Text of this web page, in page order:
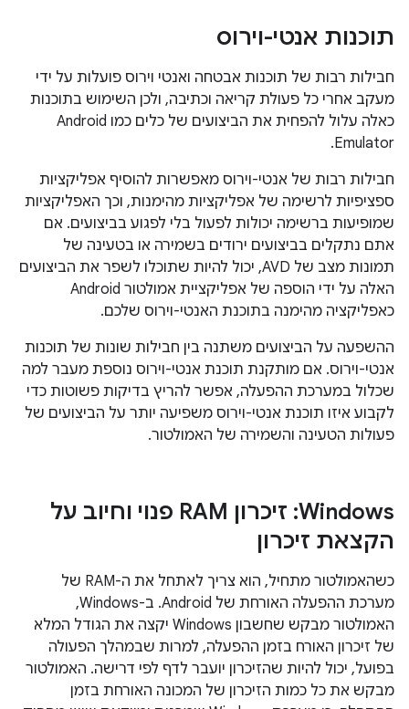
תוכנות אנטי-וירוס
חבילות רבות של תוכנות אבטחה ואנטי וירוס פועלות על ידי
מעקב אחרי כל פעולת קריאה וכתיבה, ולכן השימוש בתוכנות
כאלה עלול להפחית את הביצועים של כלים כמו Android
Emulator.
חבילות רבות של אנטי-וירוס מאפשרות להוסיף אפליקציות
ספציפיות לרשימה של אפליקציות מהימנות, וכך האפליקציות
שמופיעות ברשימה יכולות לפעול בלי לפגוע בביצועים. אם
אתם נתקלים בביצועים ירודים בשמירה או בטעינה של
תמונות מצב של AVD, יכול להיות שתוכלו לשפר את הביצועים
האלה על ידי הוספה של אפליקציית אמולטור Android
כאפליקציה מהימנה בתוכנת האנטי-וירוס שלכם.
ההשפעה על הביצועים משתנה בין חבילות שונות של תוכנות
אנטי-וירוס. אם מותקנת תוכנת אנטי-וירוס נוספת מעבר למה
שכלול במערכת ההפעלה, אפשר להריץ בדיקות פשוטות כדי
לקבוע איזו תוכנת אנטי-וירוס משפיעה יותר על הביצועים של
פעולות הטעינה והשמירה של האמולטור.
‫Windows: זיכרון RAM פנוי וחיוב על
הקצאת זיכרון
כשהאמולטור מתחיל, הוא צריך לאתחל את ה-RAM של
מערכת ההפעלה האורחת של Android. ב-Windows,
האמולטור מבקש שחשבון Windows יקצה את הגודל המלא
של זיכרון האורח בזמן ההפעלה, למרות שבמהלך הפעולה
בפועל, יכול להיות שהזיכרון יועבר לדף לפי דרישה. האמולטור
מבקש את כל כמות הזיכרון של המכונה האורחת בזמן